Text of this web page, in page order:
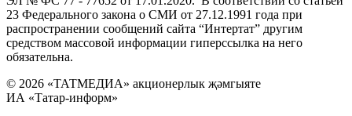
23 Федерального закона о СМИ от 27.12.1991 года при
распространении сообщений сайта “Интертат” другим
средством массовой информации гиперссылка на него
обязательна.
© 2026 «ТАТМЕДИА» акционерлык җәмгыяте
ИА «Татар-информ»